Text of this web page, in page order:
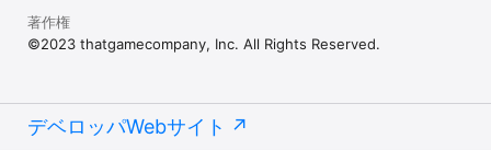
著作権
©2023 thatgamecompany, Inc. All Rights Reserved.
デベロッパWebサイト